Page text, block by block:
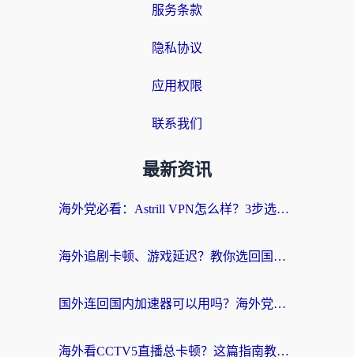
服务条款
隐私协议
应用权限
联系我们
最新资讯
海外党必看：Astrill VPN怎么样？3步选对回国加速器实现无缝刷剧玩游戏
海外追剧卡顿、游戏延迟？教你选回国加速器，附免费加速器试用一小时福利
国外连回国内加速器可以用吗？海外党亲测实用指南，解决追剧游戏卡顿难题
海外看CCTV5直播总卡顿？这篇指南教你选对回国加速器，无缝刷国内资源